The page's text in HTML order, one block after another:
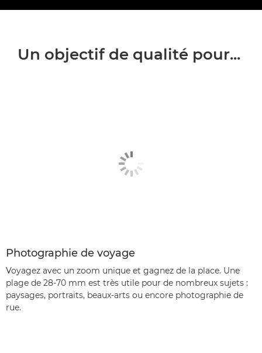
Un objectif de qualité pour...
Photographie de voyage
Voyagez avec un zoom unique et gagnez de la place. Une
plage de 28-70 mm est très utile pour de nombreux sujets :
paysages, portraits, beaux-arts ou encore photographie de
rue.